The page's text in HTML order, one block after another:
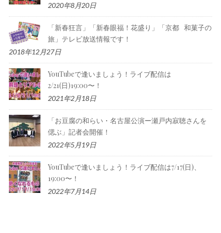
2020年8月20日
「新春狂言」「新春眼福！花盛り」「京都 和菓⼦の
旅」テレビ放送情報です！
2018年12月27日
YouTubeで逢いましょう！ライブ配信は
2/21(日)19:00〜！
2021年2月18日
「お豆腐の和らい・名古屋公演ー瀬戸内寂聴さんを
偲ぶ」記者会開催！
2022年5月19日
YouTubeで逢いましょう！ライブ配信は7/17(日)、
19:00〜！
2022年7月14日